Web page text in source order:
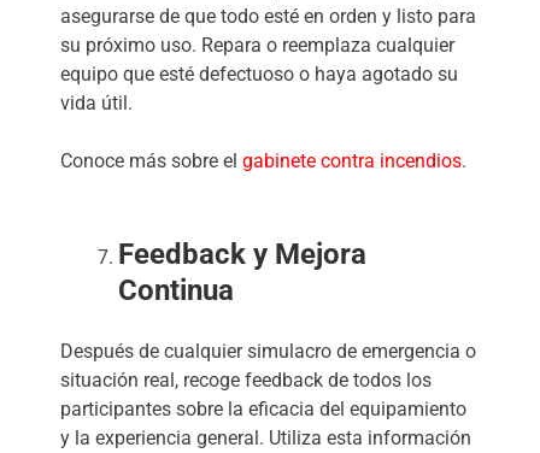
asegurarse de que todo esté en orden y listo para
su próximo uso. Repara o reemplaza cualquier
equipo que esté defectuoso o haya agotado su
vida útil.
Conoce más sobre el gabinete contra incendios.
Feedback y Mejora
Continua
Después de cualquier simulacro de emergencia o
situación real, recoge feedback de todos los
participantes sobre la eficacia del equipamiento
y la experiencia general. Utiliza esta información